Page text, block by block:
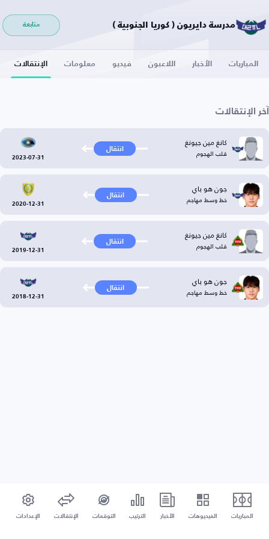
مدرسة دايريون ( كوريا الجنوبية ) متابعة
المباريات الأخبار اللاعبون فيديو معلومات الإنتقالات
آخر الإنتقالات
كانغ مين جيونغ
قلب الهجوم انتقال
2023-07-31
جون هو باي
خط وسط مهاجم انتقال
2020-12-31
كانغ مين جيونغ
قلب الهجوم انتقال
2019-12-31
جون هو باي
خط وسط مهاجم انتقال
2018-12-31
المباريات الفيديوهات الأخبار الترتيب التوقعات الإنتقالات الإعدادات